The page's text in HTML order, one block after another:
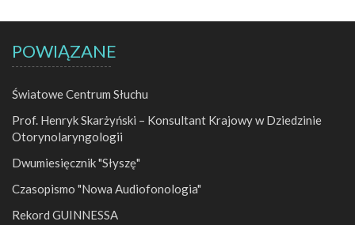
POWIĄZANE
Światowe Centrum Słuchu
Prof. Henryk Skarżyński – Konsultant Krajowy w Dziedzinie
Otorynolaryngologii
Dwumiesięcznik "Słyszę"
Czasopismo "Nowa Audiofonologia"
Rekord GUINNESSA